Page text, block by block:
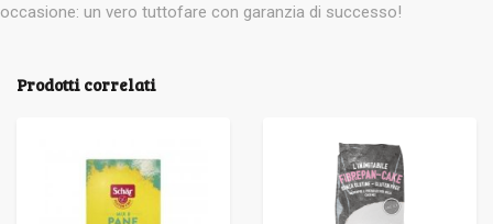
occasione: un vero tuttofare con garanzia di successo!
Prodotti correlati